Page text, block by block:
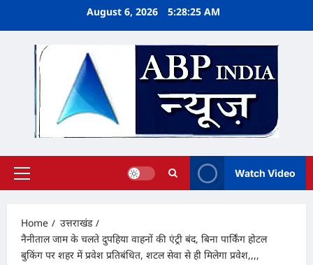
August 6, 2026 5:28:26 AM
Primary
Watch Video
Home
उत्तराखंड
नैनीताल जाम के चलते दुपहिया वाहनों की एंट्री बंद, बिना पार्किंग होटल
बुकिंग पर शहर में प्रवेश प्रतिबंधित, शटल सेवा से ही मिलेगा प्रवेश,,,,